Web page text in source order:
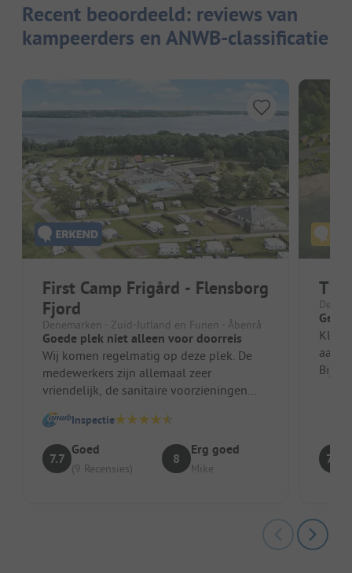
Recent beoordeeld: reviews van
kampeerders en ANWB-classificatie
First Camp Frigård - Flensborg
Fjord
Denemarken - Zuid-Jutland en Funen - Åbenrå
Goede plek niet alleen voor doorreis
Wij komen regelmatig op deze plek. De
medewerkers zijn allemaal zeer
vriendelijk, de sanitaire voorzieningen
kle... Inspectie
7.7
Goed
(9 Recensies)
8
Erg goed
Mike
aan
Bijna
7.7